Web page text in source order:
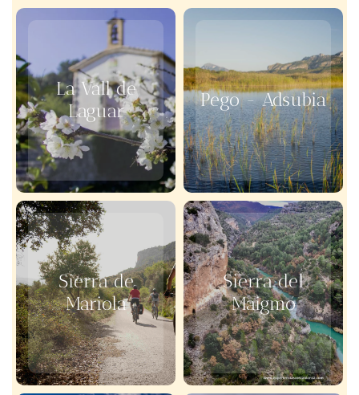
La Vall de
Laguar
Pego - Adsubia
Sierra de
Mariola
Sierra del
Maigmó